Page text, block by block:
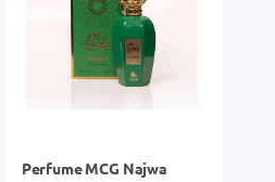
Perfume MCG Najwa